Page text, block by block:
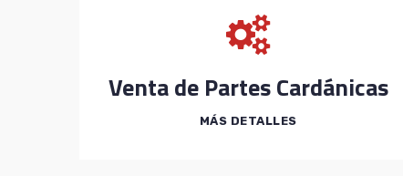
Venta de Partes Cardánicas
MÁS DETALLES